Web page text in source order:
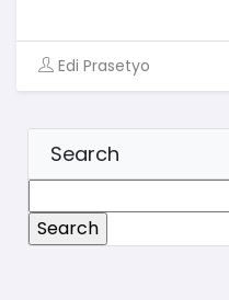
Edi Prasetyo
Search
for: